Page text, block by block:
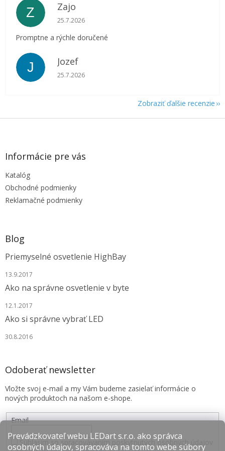
Prevádzkovateľ webu LEDart s.r.o. ako správca
osobných údajov, spracováva na tomto webe súbory
Z Zajo
Hodnotenie obchodu je 5 z 5 hviezdičiek.
25.7.2026
Promptne a rýchle doručené
J Jozef
Hodnotenie obchodu je 5 z 5 hviezdičiek.
25.7.2026
Zobraziť ďalšie recenzie
Z
Informácie pre vás
Katalóg
Obchodné podmienky
Reklamačné podmienky
Blog
Priemyselné osvetlenie HighBay
13.9.2017
Ako na správne osvetlenie v byte
12.1.2017
Ako si správne vybrať LED
30.8.2016
Odoberať newsletter
Vložte svoj e-mail a my Vám budeme zasielať informácie o
nových produktoch na našom e-shope.
Email
Súhlasím so spracovávaním poskytnutých osobných údajov